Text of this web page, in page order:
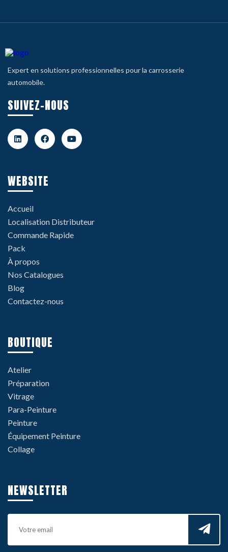
Expert en solutions professionnelles pour la carrosserie
automobile.
SUIVEZ-NOUS
WEBSITE
Accueil
Localisation Distributeur
Commande Rapide
Pack
À propos
Nos Catalogues
Blog
Contactez-nous
BOUTIQUE
Atelier
Préparation
Vitrage
Para-Peinture
Peinture
Équipement Peinture
Collage
NEWSLETTER